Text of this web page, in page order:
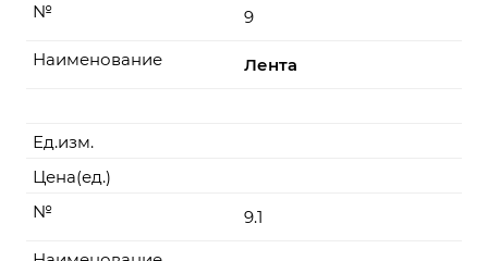
9
№
Лента
Наименование
Ед.изм.
Цена(ед.)
9.1
№